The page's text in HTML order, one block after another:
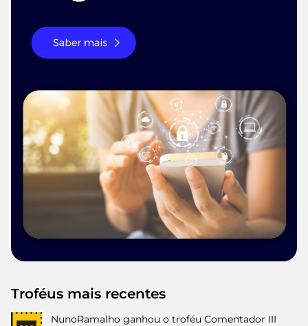
Troféus mais recentes
NunoRamalho ganhou o troféu Comentador III